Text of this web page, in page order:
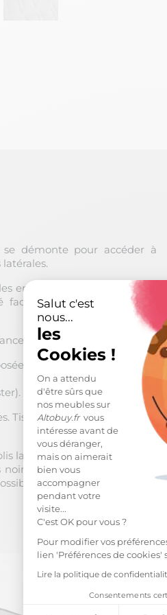
Salut c'est
nous...
les
Cookies !
On a attendu
d'être sûrs que
nos meubles sur
Altobuy.frvous
intéresse avant de
vous déranger,
mais on aimerait
bien vous
accompagner
pendant votre
visite...
C'est OK pour vous ?
Pour modifier vos
lien 'Préférences de
Lire la politique de
Consentements
démonte pour accéder à
enfants comme les adultes.
et possède une
: 3,4 kPa.
de :
Tissu jaquard composition
largeur 53 mm , épaisseur 8
Coins arrondis. Jeu de 7
d'intégrer le sommier